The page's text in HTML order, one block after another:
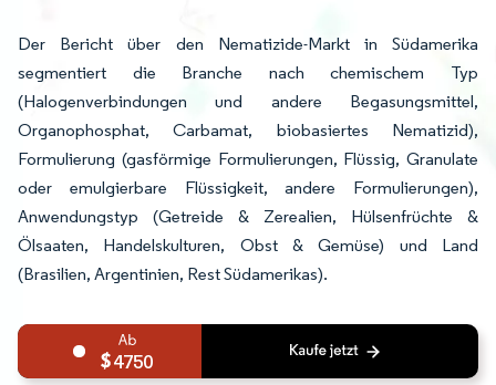
Der Bericht über den Nematizide-Markt in Südamerika
segmentiert die Branche nach chemischem Typ
(Halogenverbindungen und andere Begasungsmittel,
Organophosphat, Carbamat, biobasiertes Nematizid),
Formulierung (gasförmige Formulierungen, Flüssig, Granulate
oder emulgierbare Flüssigkeit, andere Formulierungen),
Anwendungstyp (Getreide & Zerealien, Hülsenfrüchte &
Ölsaaten, Handelskulturen, Obst & Gemüse) und Land
(Brasilien, Argentinien, Rest Südamerikas).
4750